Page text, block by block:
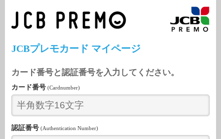
JCBプレモカード マイページ
カード番号と認証番号を入力してください。
カード番号(Cardnumber)
認証番号(Authentication Number)